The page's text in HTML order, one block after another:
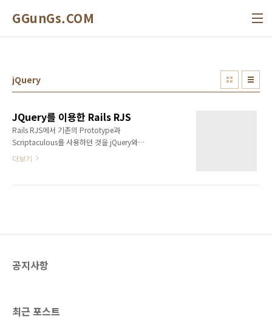
GGunGs.COM
jQuery
JQuery를 이용한 Rails RJS
Rails RJS에서 기존의 Prototype과
Scriptaculous를 사용하던 것을 jQuery와
jQuery-ui로 대채할 수 있도록 하는 것이 jRails
do | format | format.html { redirec..
더보기
공지사항
최근 포스트